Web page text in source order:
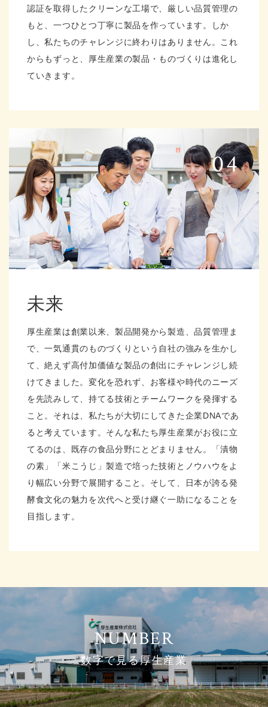
認証を取得したクリーンな工場で、厳しい品質管理の
もと、一つひとつ丁寧に製品を作っています。しか
し、私たちのチャレンジに終わりはありません。これ
からもずっと、厚生産業の製品・ものづくりは進化し
ていきます。
未来
厚生産業は創業以来、製品開発から製造、品質管理ま
で、一気通貫のものづくりという自社の強みを生かし
て、絶えず高付加価値な製品の創出にチャレンジし続
けてきました。変化を恐れず、お客様や時代のニーズ
を先読みして、持てる技術とチームワークを発揮する
こと。それは、私たちが大切にしてきた企業DNAであ
ると考えています。そんな私たち厚生産業がお役に立
てるのは、既存の食品分野にとどまりません。「漬物
の素」「米こうじ」製造で培った技術とノウハウをよ
り幅広い分野で展開すること。そして、日本が誇る発
酵食文化の魅力を次代へと受け継ぐ一助になることを
目指します。
数字で見る厚生産業